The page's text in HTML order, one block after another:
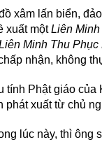
xâm lấn biển,
xuất mộtLiên
Minh Thu Phục
nhận, không
tính Phật giáo
xuất từ chủ
lúc này, thì ông